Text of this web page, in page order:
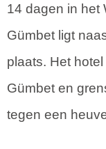
14 dagen in het
Gümbet ligt
plaats. Het
Gümbet en
tegen een